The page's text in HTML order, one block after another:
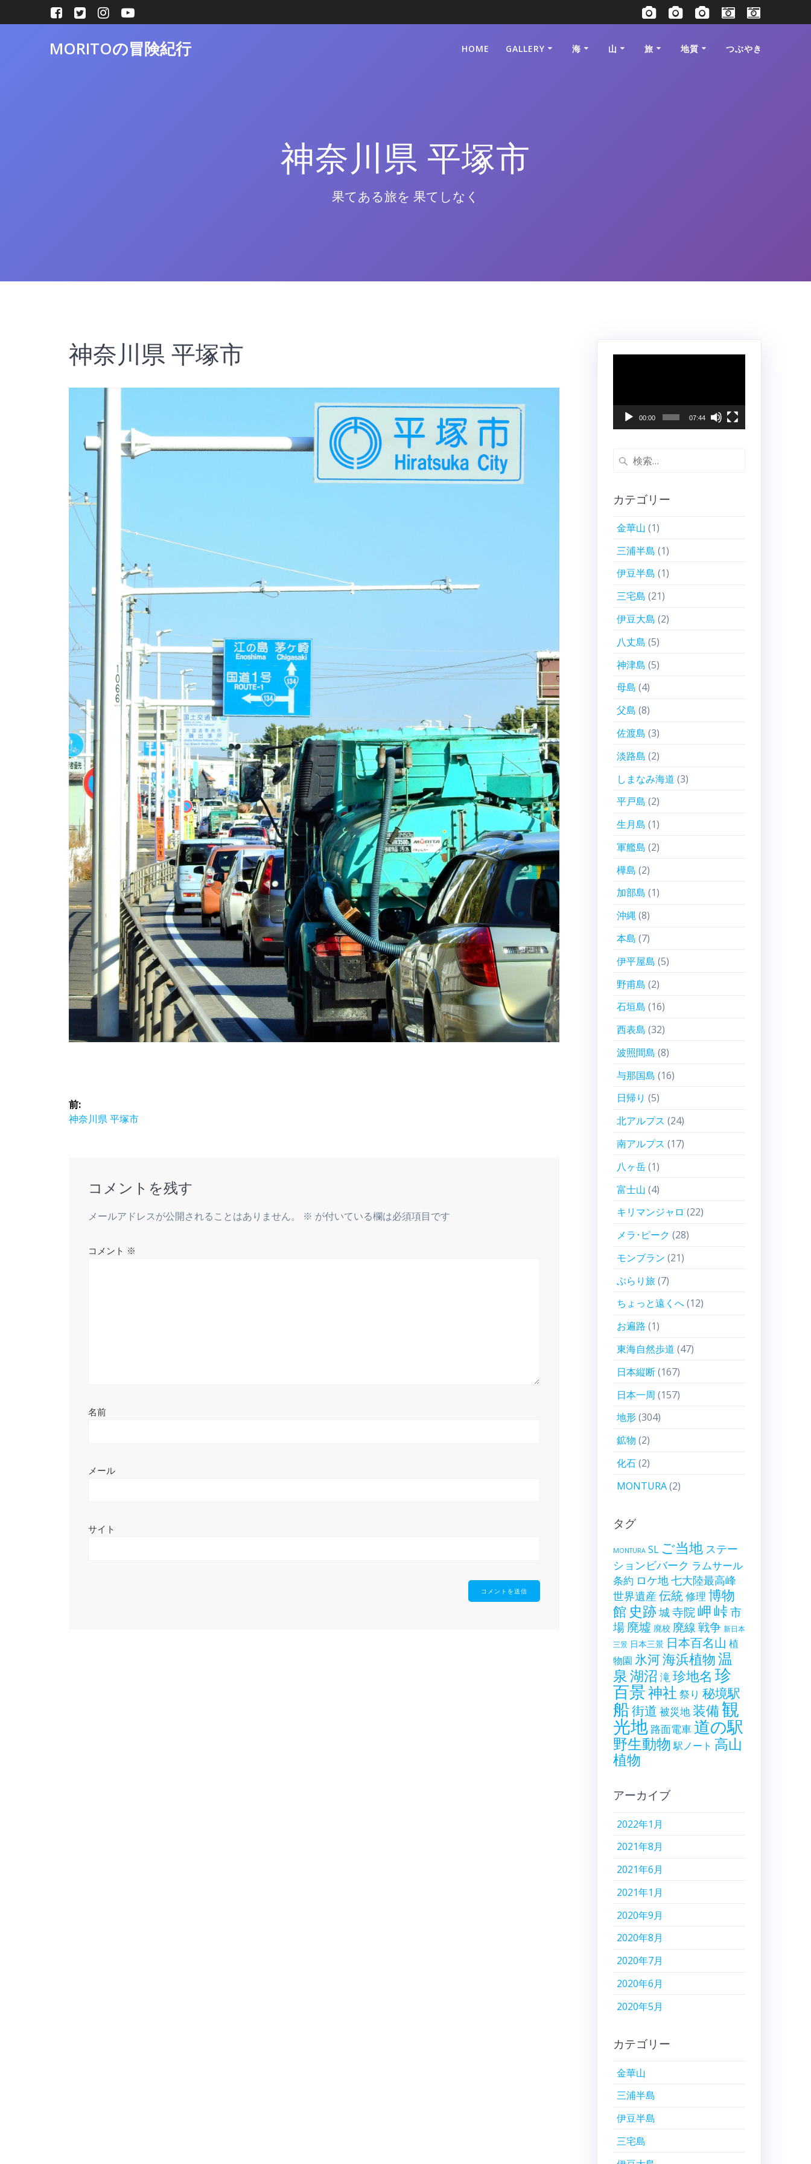
ン
MORITOの冒険紀行 HOME GALLERY 海 山 旅 地質 つぶやき
神奈川県 平塚市
果てある旅を 果てしなく
神奈川県 平塚市
投
稿
前:
前
神奈川県 平塚市
コメントを残す
メールアドレスが公開されることはありません。 ※ が付いている欄は必須項目です
コメント ※
名前
メール
サイト
レ
ヤ
00:00 07:44
検
カテゴリー
金華山 (1)
三浦半島 (1)
伊豆半島 (1)
三宅島 (21)
伊豆大島 (2)
八丈島 (5)
神津島 (5)
母島 (4)
父島 (8)
佐渡島 (3)
淡路島 (2)
しまなみ海道 (3)
平戸島 (2)
生月島 (1)
軍艦島 (2)
樺島 (2)
加部島 (1)
沖縄(8)
本島 (7)
伊平屋島 (5)
野甫島 (2)
石垣島 (16)
西表島 (32)
波照間島 (8)
与那国島 (16)
日帰り (5)
北アルプス (24)
南アルプス (17)
八ヶ岳(1)
富士山 (4)
キリマンジャロ (22)
メラ･ピーク (28)
モンブラン (21)
ぶらり旅 (7)
ちょっと遠くへ(12)
お遍路 (1)
東海自然歩道 (47)
日本縦断(167)
日本一周 (157)
地形(304)
鉱物 (2)
化石(2)
MONTURA(2)
タグ
MONTURA SL ご当地 ステー
ションビバーク ラムサール
条約 ロケ地七大陸最高峰
世界遺産 伝統修理 博物
館 史跡城寺院岬峠市
場 廃墟 廃校 廃線戦争 新日本
三景 日本三景 日本百名山 植
物園 氷河海浜植物温
泉湖沼 滝珍地名 珍
百景神社 祭り 秘境駅
船街道 被災地装備観
光地 路面電車道の駅
野生動物 駅ノート 高山
植物
アーカイブ
2022年1月
2021年8月
2021年6月
2021年1月
2020年9月
2020年8月
2020年7月
2020年6月
2020年5月
カテゴリー
金華山
三浦半島
伊豆半島
三宅島